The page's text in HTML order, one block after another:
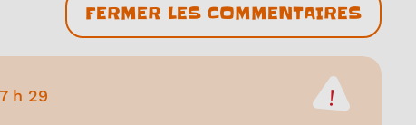
FERMER LES COMMENTAIRES
h 29